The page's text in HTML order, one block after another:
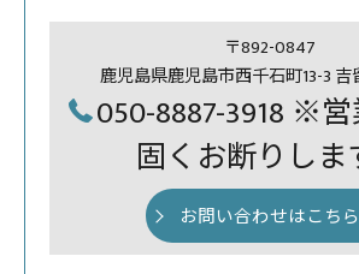
〒892-0847
鹿児島県鹿児島市西千石町13-3 吉
050-8887-3918 ※
固くお断りしま
お問い合わせはこちら